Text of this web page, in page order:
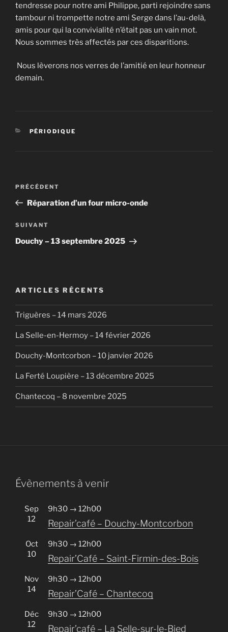
tendresse pour notre ami Philippe, parti rejoindre sans
tambour ni trompette notre ami Serge dans l’au-delà,
amis pour qui la convivialité n’était pas un vain mot.
Nous sommes très affectés par ces disparitions.
Nous lèverons nos verres de l’amitié en leur honneur
demain.
CATÉGORIES
PÉRIODIQUE
Navigation
l’article
Article
précédent
PRÉCÉDENT
Réparation d’un four micro-onde
Article
suivant
SUIVANT
Douchy – 13 septembre 2025
ARTICLES RÉCENTS
Triguères – 14 mars 2026
La Selle-en-Hermoy – 14 février 2026
Douchy-Montcorbon – 10 janvier 2026
La Ferté Loupière – 13 décembre 2025
Chantecoq – 8 novembre 2025
Évènements à venir
Sep
12
9h30 → 12h00
Repair’café – Douchy-Montcorbon
Oct
10
9h30 → 12h00
Repair’Café – Saint-Firmin-des-Bois
Nov
14
9h30 → 12h00
Repair’Café – Chantecoq
Déc
12
9h30 → 12h00
Repair’café – La Selle-sur-le-Bied